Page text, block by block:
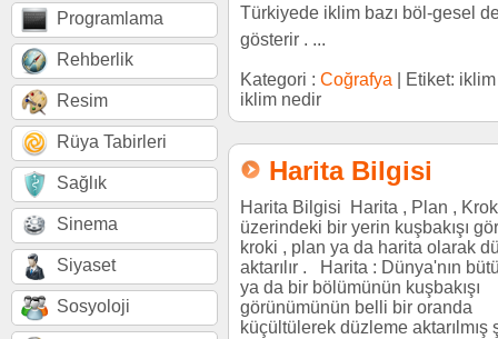
Programlama
Rehberlik
Resim
Rüya Tabirleri
Sağlık
Sinema
Siyaset
Sosyoloji
Türkiyede iklim bazı böl-gesel
gösterir . ...
Kategori : Coğrafya | Etiket:
iklim nedir
Harita Bilgisi
Harita Bilgisi Harita , Plan ,
üzerindeki bir yerin kuşbakışı
kroki , plan ya da harita olarak
aktarılır . Harita : Dünya'nın
ya da bir bölümünün kuşbakışı
görünümünün belli bir oranda
küçültülerek düzleme aktarılmış